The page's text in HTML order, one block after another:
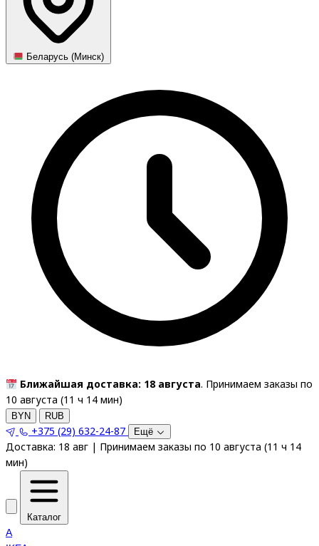
Беларусь (Минск)
Ближайшая доставка: 18 августа. Принимаем заказы по
10 августа (11 ч 14 мин)
BYN RUB
+375 (29) 632-24-87 Ещё
Доставка: 18 авг | Принимаем заказы по 10 августа (11 ч 14
мин)
Каталог
A